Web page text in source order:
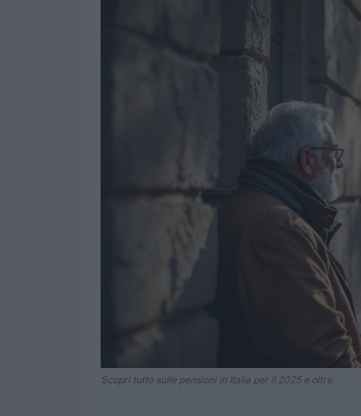
Scopri tutto sulle pensioni in Italia per il 2025 e oltre.